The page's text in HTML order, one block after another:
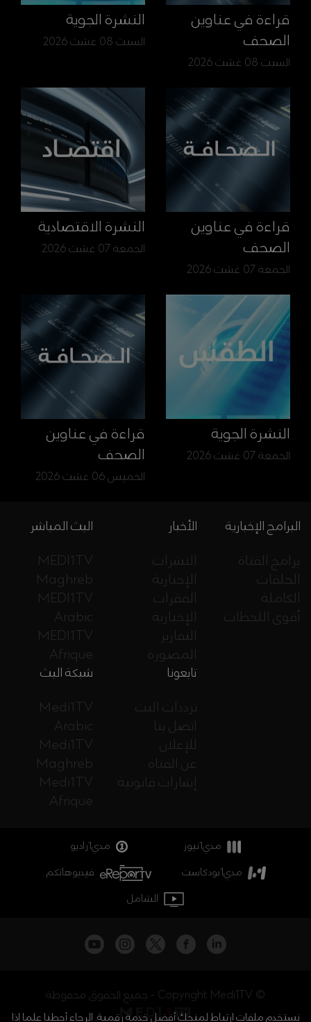
قراءة في عناوين
الصحف
السبت 08 غشت 2026
النشرة الجوية
السبت 08 غشت 2026
قراءة في عناوين
الصحف
الجمعة 07 غشت 2026
النشرة الاقتصادية
الجمعة 07 غشت 2026
النشرة الجوية
الجمعة 07 غشت 2026
قراءة في عناوين
الصحف
الخميس 06 غشت 2026
البث المباشر
MEDI1TV
Maghreb
MEDI1TV
Arabic
MEDI1TV
Afrique
الأخبار
النشرات
الإخبارية
الفقرات
الإخبارية
التقارير
المصورة
البرامج الإخبارية
برامج القناة
الحلقات
الكاملة
أقوى اللحظات
شبكة البث
Medi1TV
Arabic
Medi1TV
Maghreb
Medi1TV
Afrique
تابعونا
ترددات البث
اتصل بنا
للإعلان
عن القناة
إشارات قانونية
مدي1نيوز
مدي1راديو
مدي1بودكاست
فيديوهاتكم
الشامل
جميع الحقوق محفوظة - Copyright Medi1TV ©
نستخدم ملفات ارتباط لمنحك أفضل خدمة رقمية. الرجاء أحطنا علما إذا